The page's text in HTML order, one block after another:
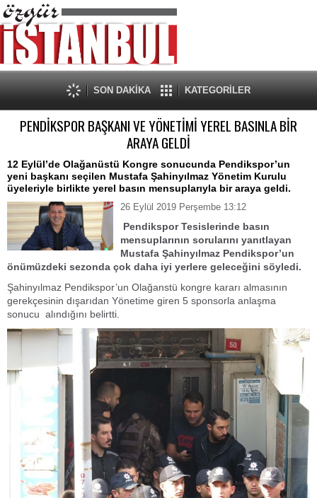
SON DAKİKA KATEGORİLER
PENDİKSPOR BAŞKANI VE YÖNETİMİ YEREL BASINLA BİR
ARAYA GELDİ
12 Eylül’de Olağanüstü Kongre sonucunda Pendikspor’un
yeni başkanı seçilen Mustafa Şahinyılmaz Yönetim Kurulu
üyeleriyle birlikte yerel basın mensuplarıyla bir araya geldi.
26 Eylül 2019 Perşembe 13:12
Pendikspor Tesislerinde basın
mensuplarının sorularını yanıtlayan
Mustafa Şahinyılmaz Pendikspor’un
önümüzdeki sezonda çok daha iyi yerlere geleceğini söyledi.
Şahinyılmaz Pendikspor’un Olağanstü kongre kararı almasının
gerekçesinin dışarıdan Yönetime giren 5 sponsorla anlaşma
sonucu alındığını belirtti.